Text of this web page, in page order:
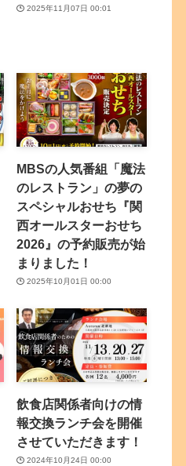
2025年11月07日 00:01
MBSの人気番組「魔法
のレストラン」の夢の
スペシャルおせち『関
西オールスターおせち
2026』の予約販売が始
まりました！
2025年10月01日 00:00
飲食店関係者向けの情
報交換ランチ会を開催
させていただきます！
2024年10月24日 00:00